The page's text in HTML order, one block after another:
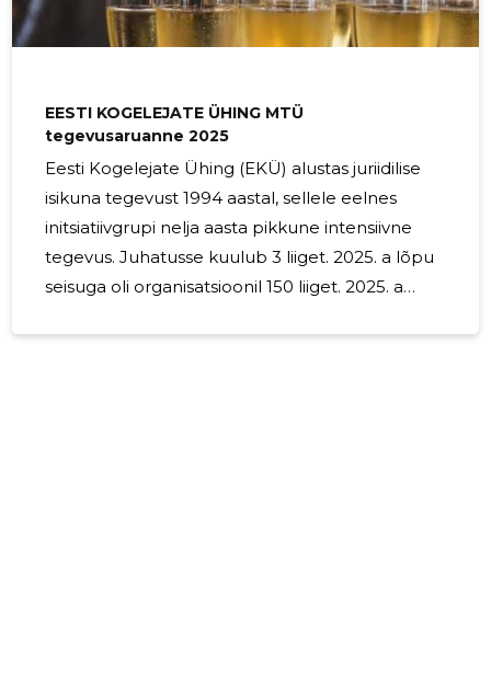
ja aktiivse teletööga hõivatud 18 aastat – Plus Video OÜ
ühe
EESTI KOGELEJATE ÜHING MTÜ
tegevusaruanne 2025
Eesti Kogelejate Ühing (EKÜ) alustas juriidilise
isikuna tegevust 1994 aastal, sellele eelnes
initsiatiivgrupi nelja aasta pikkune intensiivne
tegevus. Juhatusse kuulub 3 liiget. 2025. a lõpu
seisuga oli organisatsioonil 150 liiget. 2025. a